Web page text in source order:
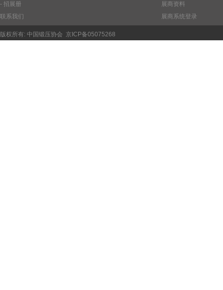
- 招展册
联系我们
展商资料
展商系统登录
版权所有: 中国锻压协会 京ICP备05075268